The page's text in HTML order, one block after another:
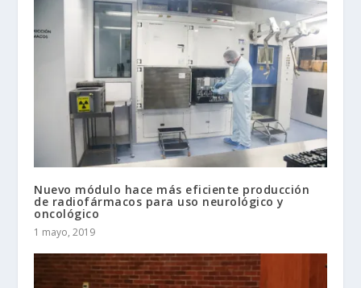
Nuevo módulo hace más eficiente producción
de radiofármacos para uso neurológico y
oncológico
1 mayo, 2019